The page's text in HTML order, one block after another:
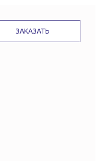
ЗАКАЗАТЬ